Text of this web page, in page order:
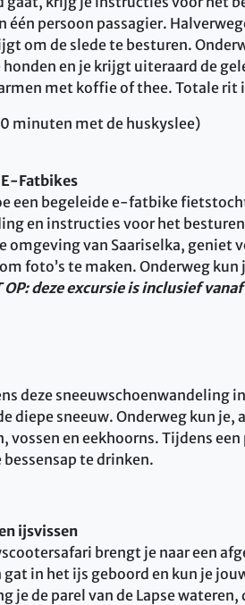
één persoon passagier.
om de slede te besturen.
en je krijgt uiteraard de
met koffie of thee. Totale rit
minuten met de huskyslee)
Fatbikes
een begeleide e-fatbike
en instructies voor het
omgeving van Saariselka, geniet
foto’s te maken. Onderweg
OP: deze excursie is inclusief
deze sneeuwschoenwandeling
diepe sneeuw. Onderweg kun je,
en eekhoorns. Tijdens
te drinken.
ijsvissen
brengt je naar een
gat in het ijs geboord en kun je
je de parel van de Lapse